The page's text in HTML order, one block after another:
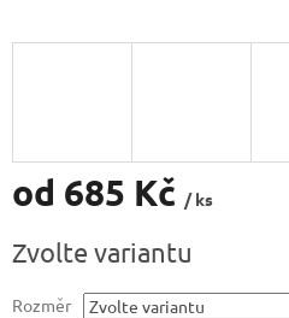
od 685 Kč / ks
cena:
Zvolte variantu
Rozměr